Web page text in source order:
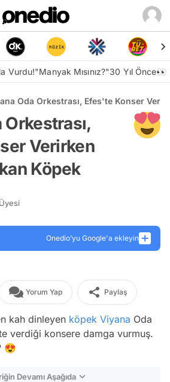
Vurdu!"Manyak Mısınız?"30 Yıl Önce👀
Oda Orkestrası, Efes'te Konser
Verirken
Köpek
Onedio’yu Google'a ekleyin
Yorum Yap Paylaş
kah dinleyen köpek Viyana Oda
verdiği konsere damga vurmuş.
😍
Devamı Aşağıda